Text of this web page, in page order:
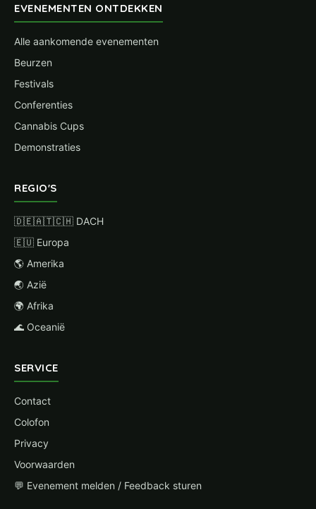
EVENEMENTEN ONTDEKKEN
Alle aankomende evenementen
Beurzen
Festivals
Conferenties
Cannabis Cups
Demonstraties
REGIO'S
🇩🇪🇦🇹🇨🇭 DACH
🇪🇺 Europa
🌎 Amerika
🌏 Azië
🌍 Afrika
🌊 Oceanië
SERVICE
Contact
Colofon
Privacy
Voorwaarden
💬 Evenement melden / Feedback sturen